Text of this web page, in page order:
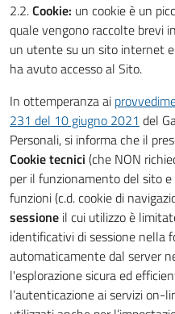
2.2.Cookie: un cookie è un
quale vengono raccolte brevi
un utente su un sito internet
ha avuto accesso al Sito.
In ottemperanza ai
231 del 10 giugno 2021 del
Personali, si informa che il
Cookie tecnici (che NON
per il funzionamento del sito
funzioni (c.d. cookie di
sessione il cui utilizzo è
identificativi di sessione nella
automaticamente dal server
l'esplorazione sicura ed
l’autenticazione ai servizi on-